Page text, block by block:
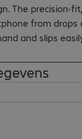
The precision-
from drops
and slips
camera and
materials
is also